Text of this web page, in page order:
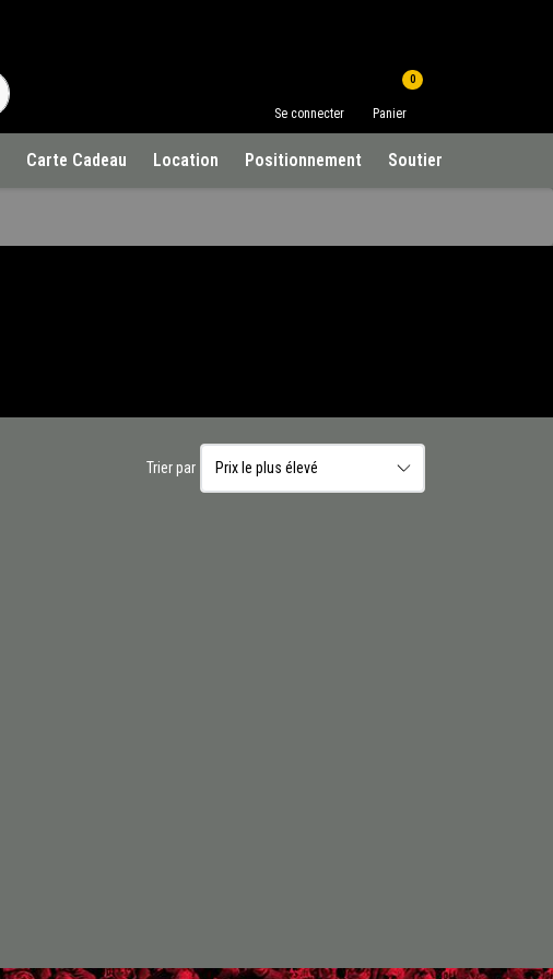
Se connecter
0
Panier
Carte Cadeau Location Positionnement Soutien à la clientèle
Trier par